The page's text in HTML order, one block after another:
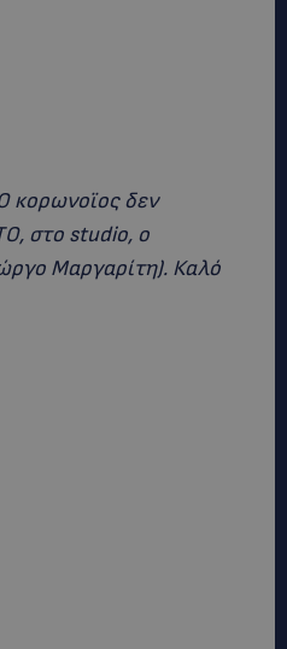
κορωνοϊος δεν
στο studio, ο
Μαργαρίτη). Καλό